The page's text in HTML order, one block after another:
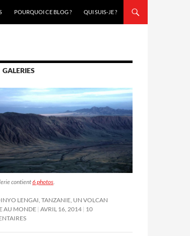
POURQUOI CE BLOG ? QUI SUIS-JE ?
GALERIES
contient6 photos.
LENGAI, TANZANIE, UN VOLCAN
AU MONDE AVRIL 16, 2014 10